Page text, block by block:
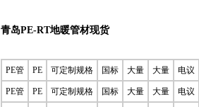
青岛PE-RT地暖管材现货
PE管 PE 可定制规格 国标 大量 大量 电议
PE管 PE 可定制规格 国标 大量 大量 电议